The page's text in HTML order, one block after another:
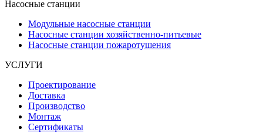
Насосные станции
Модульные насосные станции
Насосные станции хозяйственно-питьевые
Насосные станции пожаротушения
УСЛУГИ
Проектирование
Доставка
Производство
Монтаж
Сертификаты